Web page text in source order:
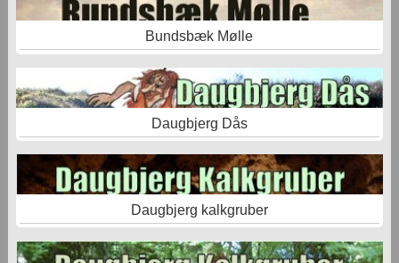
Bundsbæk Mølle
Daugbjerg Dås
Daugbjerg kalkgruber